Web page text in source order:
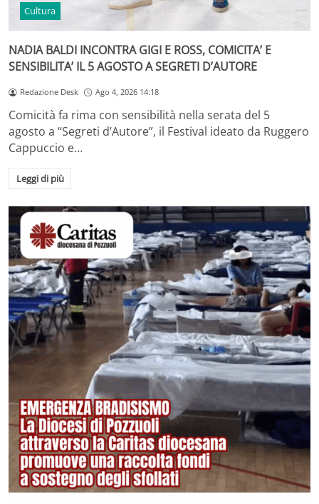
Cultura
NADIA BALDI INCONTRA GIGI E ROSS, COMICITA’ E
SENSIBILITA’ IL 5 AGOSTO A SEGRETI D’AUTORE
Redazione Desk Ago 4, 2026 14:18
Comicità fa rima con sensibilità nella serata del 5
agosto a “Segreti d’Autore”, il Festival ideato da Ruggero
Cappuccio e…
Leggi di più